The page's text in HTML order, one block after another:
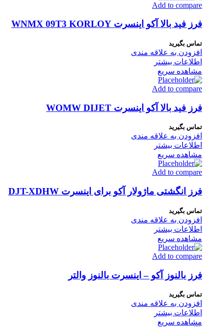
Add to compare
فرز فید بالا آکو اینسرت WNMX 09T3 KORLOY
تماس بگیرید
افزودن به علاقه مندی
اطلاعات بیشتر
مشاهده سریع
Add to compare
فرز فید بالا آکو اینسرت WOMW DIJET
تماس بگیرید
افزودن به علاقه مندی
اطلاعات بیشتر
مشاهده سریع
Add to compare
فرز انگشتی ماژولار آکو برای اینسرت DJT-XDHW
تماس بگیرید
افزودن به علاقه مندی
اطلاعات بیشتر
مشاهده سریع
Add to compare
فرز بالنوز آکو – اینسرت بالنوز والتر
تماس بگیرید
افزودن به علاقه مندی
اطلاعات بیشتر
مشاهده سریع